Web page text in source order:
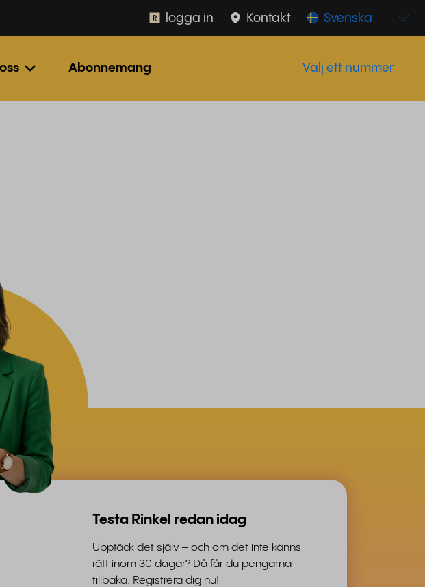
Abonnemang
Svenska
Kontakt
logga in
Välj ett nummer
Testa Rinkel redan idag
Upptäck det själv – och om det inte känns
rätt inom 30 dagar? Då får du pengarna
tillbaka. Registrera dig nu!